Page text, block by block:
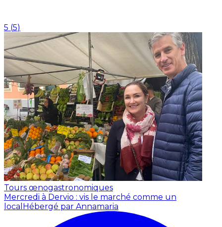
5 (5)
Tours œnogastronomiques
Mercredi à Dervio : vis le marché comme un
local Hébergé par Annamaria